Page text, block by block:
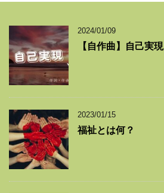
2024/01/09
【自作曲】自己実現
2023/01/15
福祉とは何？